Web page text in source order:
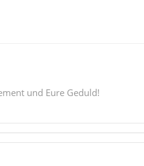
und Eure Geduld!